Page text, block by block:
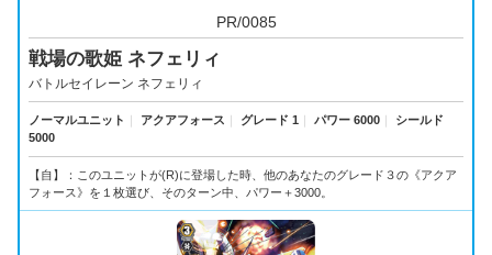
PR/0085
戦場の歌姫 ネフェリィ
バトルセイレーン ネフェリィ
ノーマルユニット アクアフォース グレード 1 パワー 6000
シールド
5000
【自】：このユニットが(R)に登場した時、他のあなたのグレード３の《アクア
フォース》を１枚選び、そのターン中、パワー＋3000。